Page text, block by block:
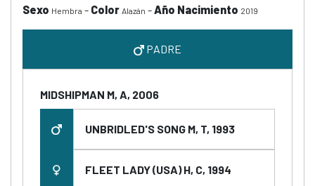
Sexo Hembra - Color Alazán -Año Nacimiento 2019
PADRE
MIDSHIPMAN M, A, 2006
UNBRIDLED'S SONG M, T, 1993
FLEET LADY (USA) H, C, 1994